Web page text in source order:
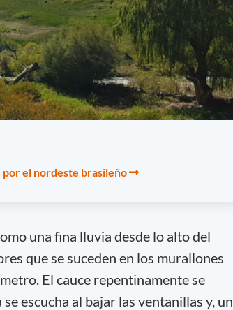
por el nordeste brasileño
una fina lluvia desde lo alto del
que se suceden en los murallones
El cauce repentinamente se
escucha al bajar las ventanillas y, un